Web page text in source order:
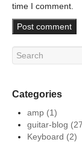
time I comment.
Categories
amp (1)
guitar-blog
Keyboard (2)